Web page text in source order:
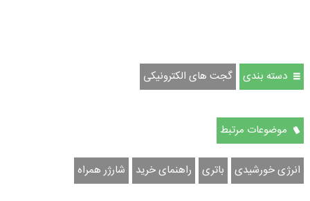
دسته بندی گجت های الکترونیکی
موضوعات مرتبط
انرژی خورشیدی باتری راهنمای خرید شارژر همراه